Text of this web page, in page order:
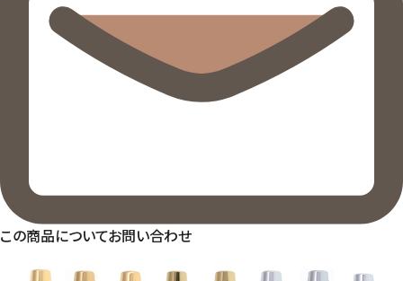
この商品についてお問い合わせ